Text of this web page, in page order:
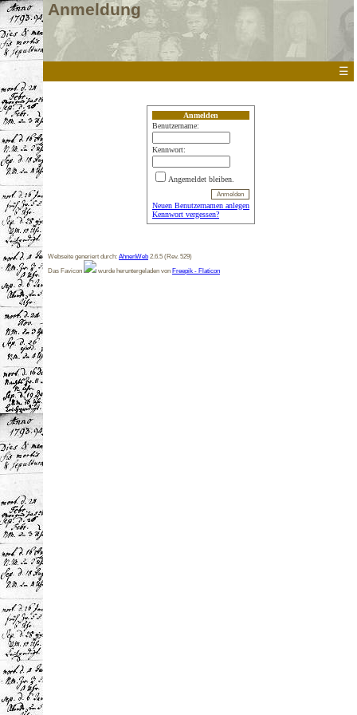
Anmeldung
☰
Anmelden
Benutzername:
Kennwort:
Angemeldet bleiben.
Neuen Benutzernamen anlegen
Kennwort vergessen?
Webseite generiert durch: AhnenWeb 2.6.5 (Rev. 529)
Das Favicon
wurde heruntergeladen von Freepik - Flaticon